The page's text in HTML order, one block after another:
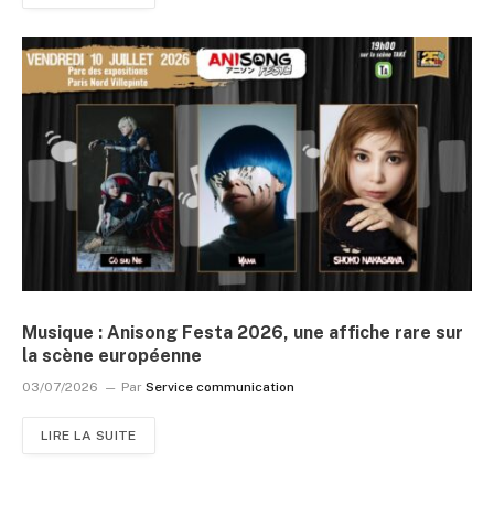
Musique : Anisong Festa 2026, une affiche rare sur
la scène européenne
03/07/2026 Par Service communication
LIRE LA SUITE